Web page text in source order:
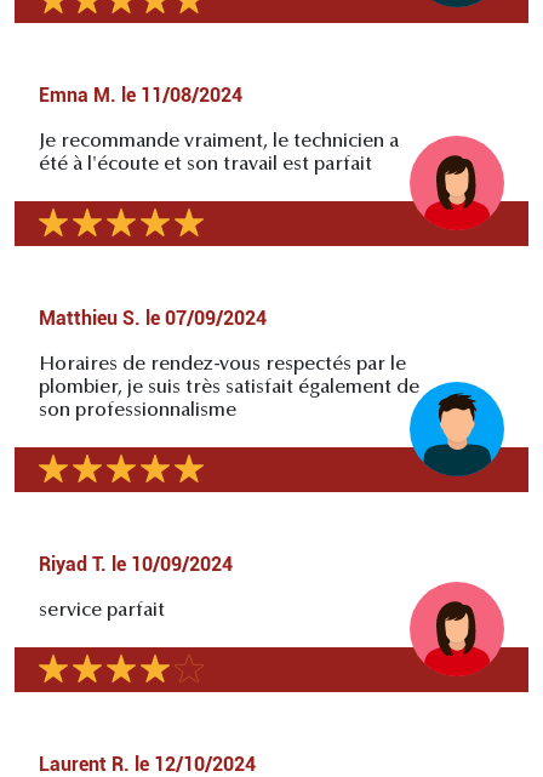
Emna M. le 11/08/2024
Je recommande vraiment, le technicien a
été à l'écoute et son travail est parfait
Matthieu S. le 07/09/2024
Horaires de rendez-vous respectés par le
plombier, je suis très satisfait également de
son professionnalisme
Riyad T. le 10/09/2024
service parfait
Laurent R. le 12/10/2024